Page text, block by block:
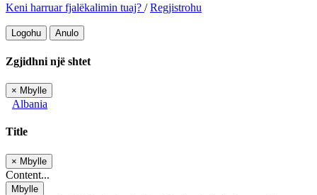
Keni harruar fjalëkalimin tuaj? /Regjistrohu
Logohu Anulo
Zgjidhni një shtet
× Mbylle
Albania
Title
× Mbylle
Content...
Mbylle